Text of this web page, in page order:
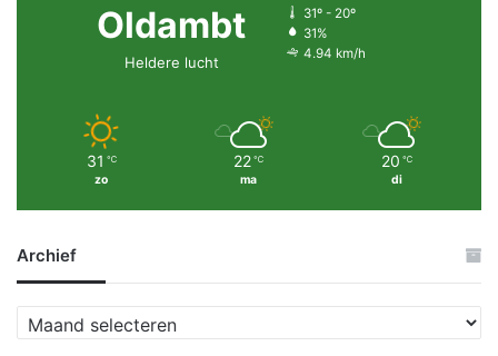
Oldambt
Heldere lucht
31º - 20º
31%
4.94 km/h
31 ℃
zo
22 ℃
ma
20 ℃
di
Archief
r